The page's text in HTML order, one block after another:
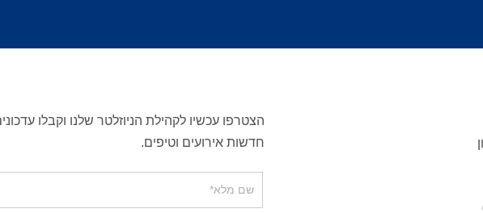
הצטרפו עכשיו לקהילת הניוזלטר שלנו וקבלו
חדשות אירועים וטיפים.